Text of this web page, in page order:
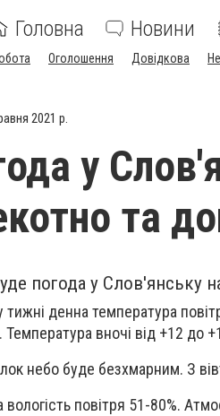
Головна Новини
Оголошення Довідкова
2021 р.
у
та
погода у Слов'янську
тижні денна температура
Температура вночі від +12 до
небо буде безхмарним. З
вологість повітря 51-80%.